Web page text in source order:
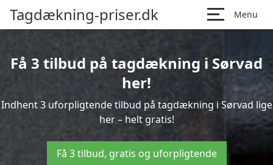
Tagdækning-priser.dk Menu
Få 3 tilbud på tagdækning i Sørvad
her!
Indhent 3 uforpligtende tilbud på tagdækning i Sørvad lige
her – helt gratis!
Få 3 tilbud, gratis og uforpligtende